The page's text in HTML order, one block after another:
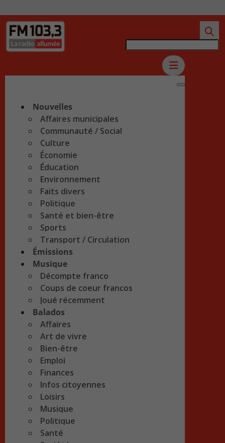
Nouvelles
Affaires municipales
Communauté / Social
Culture
Économie
Éducation
Environnement
Faits divers
Politique
Santé et bien-être
Sports
Transport / Circulation
Émissions
Musique
Décompte franco
Coups de coeur francos
Joué récemment
Balados
Affaires
Art de vivre
Bien-être
Emploi
Finances
Infos citoyennes
Loisirs
Musique
Politique
Santé